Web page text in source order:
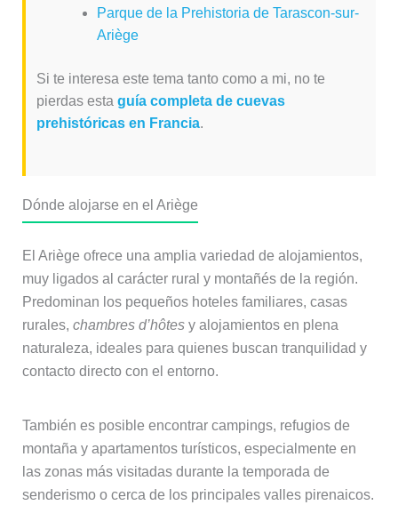
Parque de la Prehistoria de Tarascon-sur-
Ariège
Si te interesa este tema tanto como a mi, no te
pierdas esta guía completa de cuevas
prehistóricas en Francia.
Dónde alojarse en el Ariège
El Ariège ofrece una amplia variedad de alojamientos,
muy ligados al carácter rural y montañés de la región.
Predominan los pequeños hoteles familiares, casas
rurales, chambres d’hôtesy alojamientos en plena
naturaleza, ideales para quienes buscan tranquilidad y
contacto directo con el entorno.
También es posible encontrar campings, refugios de
montaña y apartamentos turísticos, especialmente en
las zonas más visitadas durante la temporada de
senderismo o cerca de los principales valles pirenaicos.